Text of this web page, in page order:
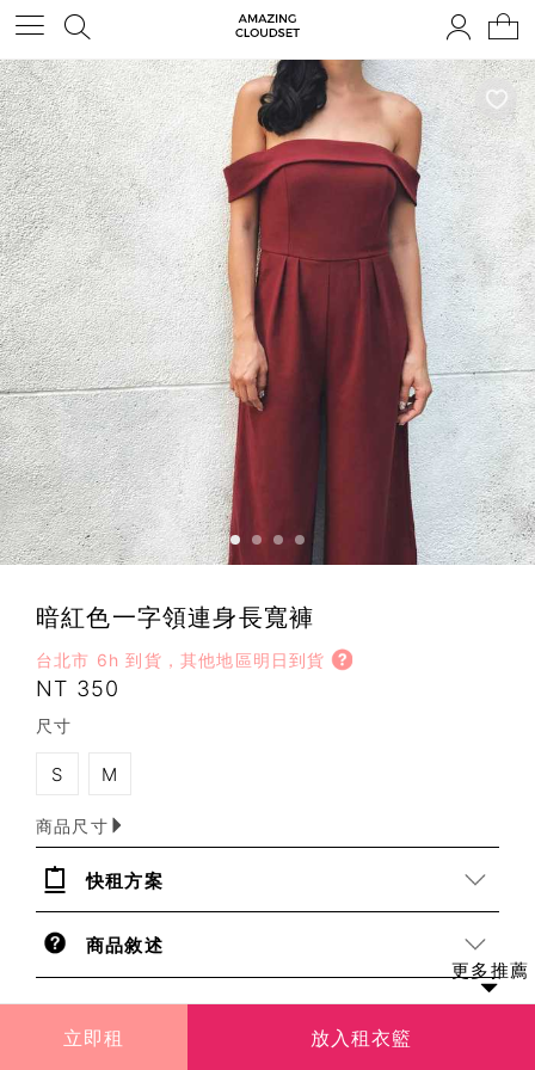
暗紅色一字領連身長寬褲
台北市 6h 到貨，其他地區明日到貨
NT 350
尺寸
S M
商品尺寸
快租方案
商品敘述
立即租 放入租衣籃
更多推薦